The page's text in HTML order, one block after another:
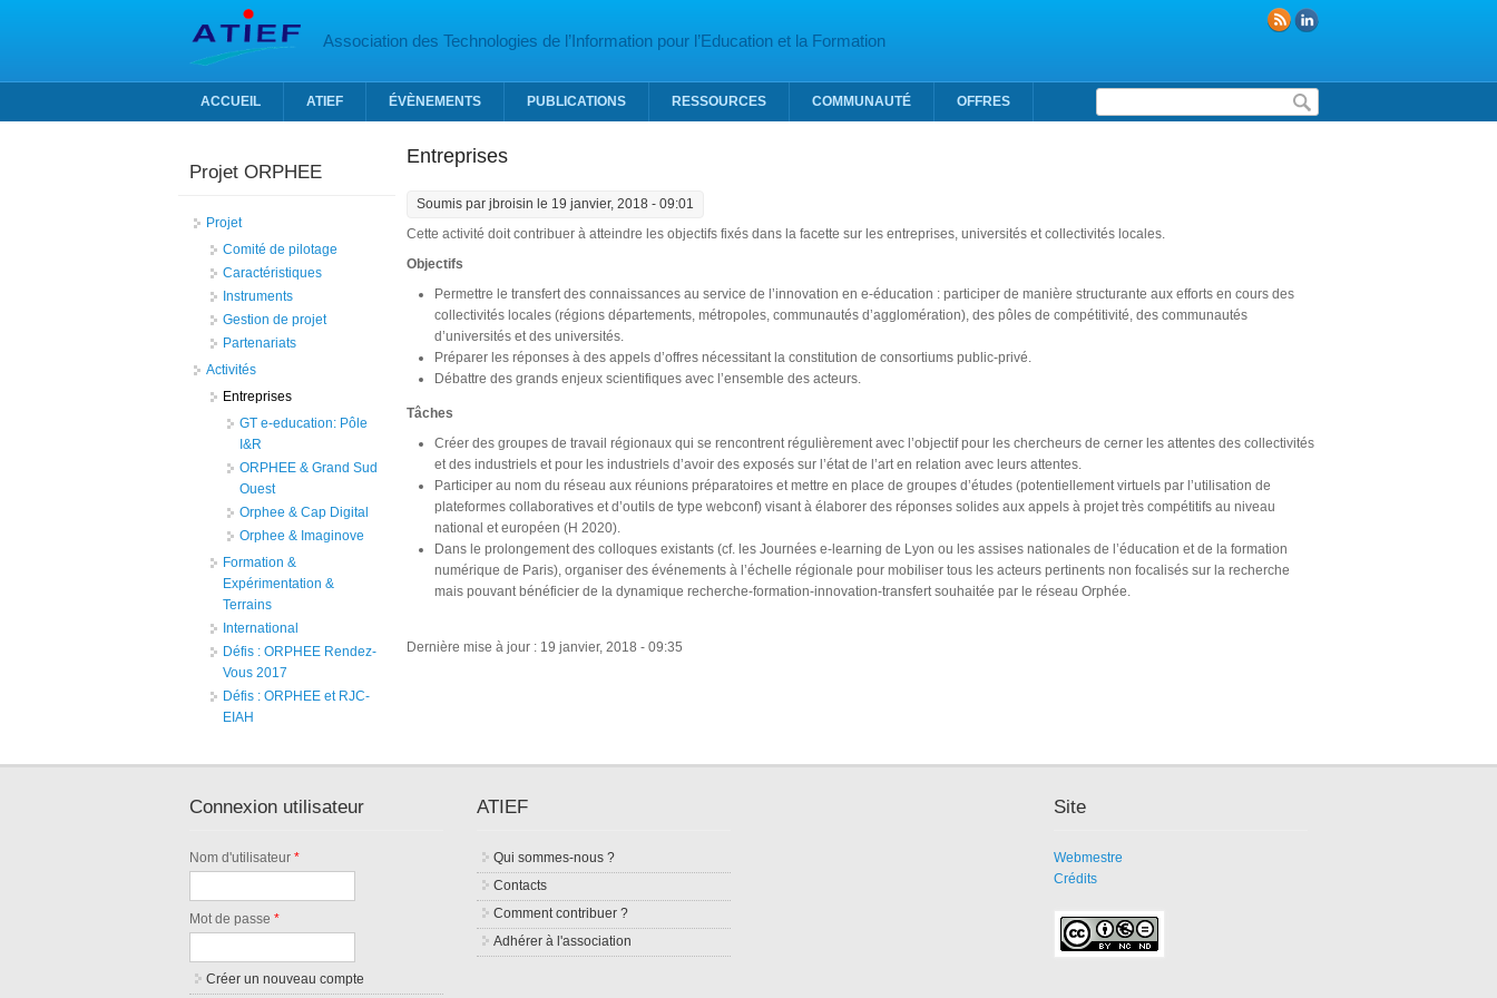
Association des Technologies de l’Information pour l’Education et la Formation
Formulaire de recherche
ACCUEIL ATIEF ÉVÈNEMENTS PUBLICATIONS RESSOURCES COMMUNAUTÉ OFFRES
Entreprises
Soumis par jbroisin le 19 janvier, 2018 - 09:01
Cette activité doit contribuer à atteindre les objectifs fixés dans la facette sur les entreprises, universités et collectivités locales.
Objectifs
Permettre le transfert des connaissances au service de l’innovation en e-éducation : participer de manière structurante aux efforts en cours des
collectivités locales (régions départements, métropoles, communautés d’agglomération), des pôles de compétitivité, des communautés
d’universités et des universités.
Préparer les réponses à des appels d’offres nécessitant la constitution de consortiums public-privé.
Débattre des grands enjeux scientifiques avec l’ensemble des acteurs.
Tâches
Créer des groupes de travail régionaux qui se rencontrent régulièrement avec l’objectif pour les chercheurs de cerner les attentes des collectivités
et des industriels et pour les industriels d’avoir des exposés sur l’état de l’art en relation avec leurs attentes.
Participer au nom du réseau aux réunions préparatoires et mettre en place de groupes d’études (potentiellement virtuels par l’utilisation de
plateformes collaboratives et d’outils de type webconf) visant à élaborer des réponses solides aux appels à projet très compétitifs au niveau
national et européen (H 2020).
Dans le prolongement des colloques existants (cf. les Journées e-learning de Lyon ou les assises nationales de l’éducation et de la formation
numérique de Paris), organiser des événements à l’échelle régionale pour mobiliser tous les acteurs pertinents non focalisés sur la recherche
mais pouvant bénéficier de la dynamique recherche-formation-innovation-transfert souhaitée par le réseau Orphée.
Dernière mise à jour : 19 janvier, 2018 - 09:35
Projet ORPHEE
Projet
Comité de pilotage
Caractéristiques
Instruments
Gestion de projet
Partenariats
Activités
Entreprises
GT e-education: Pôle
I&R
ORPHEE & Grand Sud
Ouest
Orphee & Cap Digital
Orphee & Imaginove
Formation &
Expérimentation &
Terrains
International
Défis : ORPHEE Rendez-
Vous 2017
Défis : ORPHEE et RJC-
EIAH
Connexion utilisateur
Nom d'utilisateur*
Mot de passe*
Créer un nouveau compte
ATIEF
Qui sommes-nous ?
Contacts
Comment contribuer ?
Adhérer à l'association
Site
Webmestre
Crédits